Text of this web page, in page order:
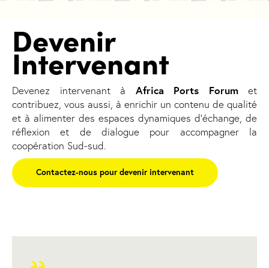
Devenir
Intervenant
Devenez intervenant à Africa Ports Forumet
contribuez, vous aussi, à enrichir un contenu de qualité
et à alimenter des espaces dynamiques d’échange, de
réflexion et de dialogue pour accompagner la
coopération Sud-sud.
Contactez-nous pour devenir intervenant